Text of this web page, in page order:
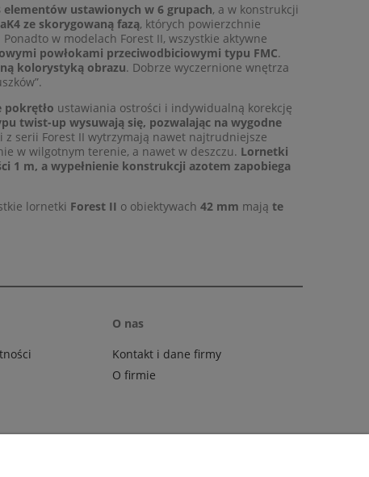
elementów ustawionych w 6 grupach, a w konstrukcji
ze skorygowaną fazą, których powierzchnie
Ponadto w modelach Forest II, wszystkie aktywne
powłokami przeciwodbiciowymi typu FMC.
kolorystyką obrazu. Dobrze wyczernione wnętrza
pokrętło ustawiania ostrości i indywidualną korekcję
twist-up wysuwają się, pozwalając na wygodne
z serii Forest II wytrzymają nawet najtrudniejsze
w wilgotnym terenie, a nawet w deszczu. Lornetki
1 m, a wypełnienie konstrukcji azotem zapobiega
lornetki Forest II o obiektywach 42 mm mają te
O nas
Kontakt i dane firmy
O firmie